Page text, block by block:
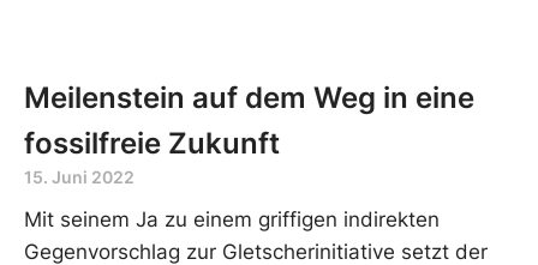
Meilenstein auf dem Weg in eine
fossilfreie Zukunft
15. Juni 2022
Mit seinem Ja zu einem griffigen indirekten
Gegenvorschlag zur Gletscherinitiative setzt der